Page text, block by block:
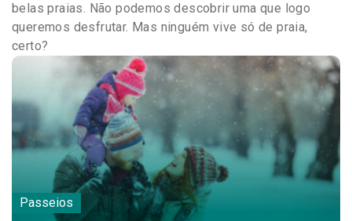
belas praias. Não podemos descobrir uma que logo
queremos desfrutar. Mas ninguém vive só de praia,
certo?
Passeios